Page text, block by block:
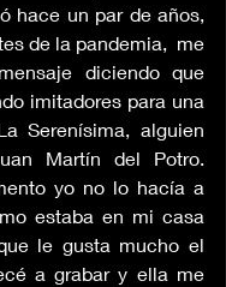
hace un par de años,
de la pandemia,  me
diciendo que
imitadores para una
Serenísima, alguien
Martín del Potro.
yo no lo hacía a
estaba en mi casa
le gusta mucho el
a grabar y ella me